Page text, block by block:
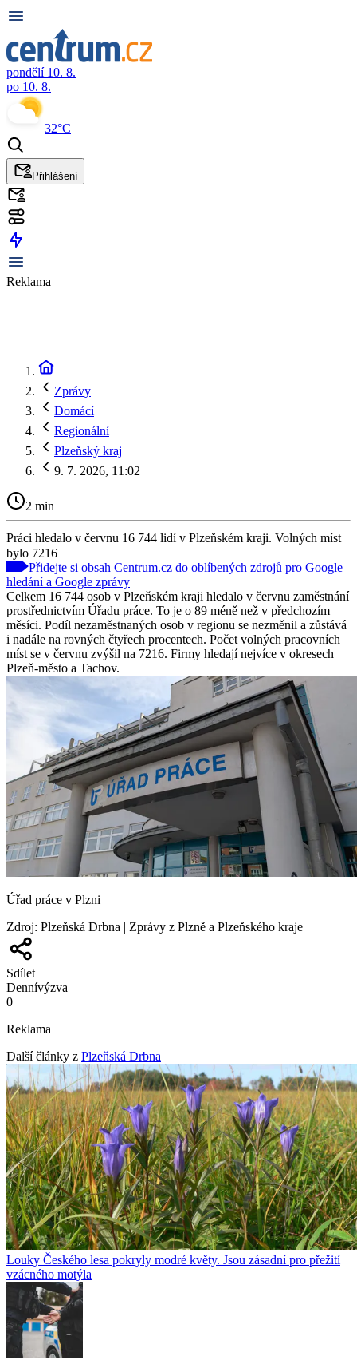
pondělí 10. 8.
po 10. 8.
32°C
Přihlášení
Reklama
Zprávy
Domácí
Regionální
Plzeňský kraj
9. 7. 2026, 11:02
2 min
Práci hledalo v červnu 16 744 lidí v Plzeňském kraji. Volných míst
bylo 7216
Přidejte si obsah Centrum.cz do oblíbených zdrojů pro Google
hledání a Google zprávy
Celkem 16 744 osob v Plzeňském kraji hledalo v červnu zaměstnání
prostřednictvím Úřadu práce. To je o 89 méně než v předchozím
měsíci. Podíl nezaměstnaných osob v regionu se nezměnil a zůstává
i nadále na rovných čtyřech procentech. Počet volných pracovních
míst se v červnu zvýšil na 7216. Firmy hledají nejvíce v okresech
Plzeň-město a Tachov.
Úřad práce v Plzni
Zdroj: Plzeňská Drbna | Zprávy z Plzně a Plzeňského kraje
Sdílet
Dennívýzva
0
Reklama
Další články z Plzeňská Drbna
Louky Českého lesa pokryly modré květy. Jsou zásadní pro přežití
vzácného motýla